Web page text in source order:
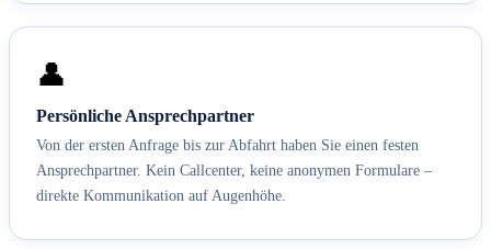
👤
Persönliche Ansprechpartner
Von der ersten Anfrage bis zur Abfahrt haben Sie einen festen
Ansprechpartner. Kein Callcenter, keine anonymen Formulare –
direkte Kommunikation auf Augenhöhe.